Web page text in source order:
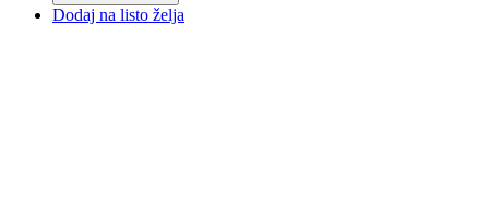
Dodaj na listo želja